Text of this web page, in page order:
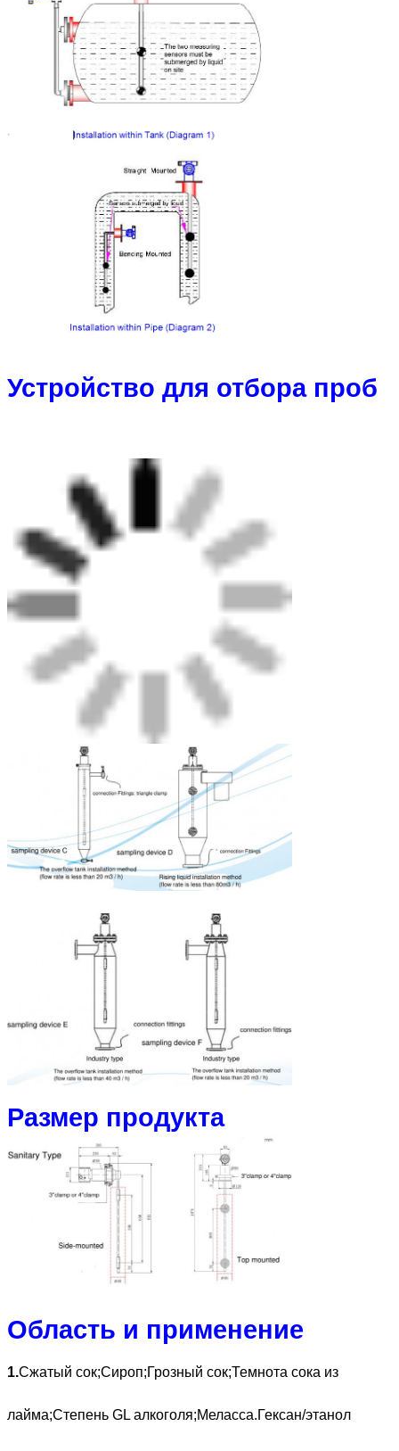
Оставьте сообщение
Мы скоро тебе перезвоним!
Отправить
Устройство для отбора проб
Размер продукта
Область и применение
1.Сжатый сок;Сироп;Грозный сок;Темнота сока из
лайма;Степень GL алкоголя;Меласса.Гексан/этанол